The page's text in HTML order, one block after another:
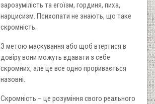
зарозумілість та егоїзм, гординя, пиха,
нарцисизм. Психопати не знають, що таке
скромність.
З метою маскування або щоб втертися в
довіру вони можуть вдавати з себе
скромних, але це все одно проривається
назовні.
Скромність – це розуміння свого реального